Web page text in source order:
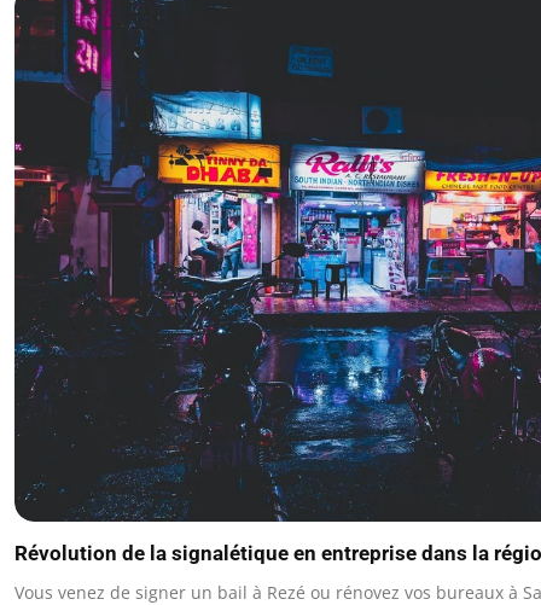
Révolution de la signalétique en entreprise dans la
Vous venez de signer un bail à Rezé ou rénovez vos bureaux à